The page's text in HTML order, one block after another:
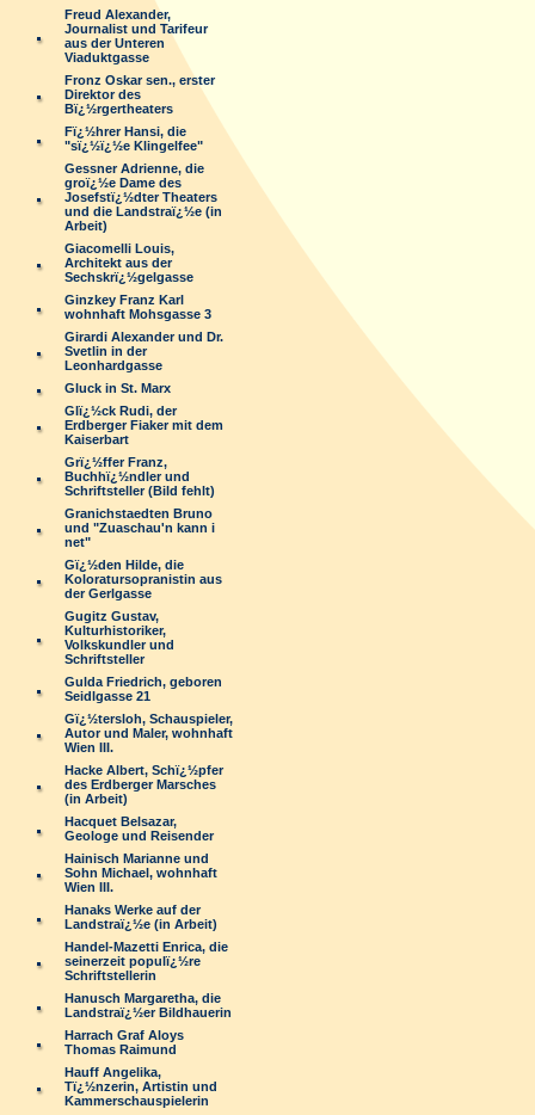
Freud Alexander,
Journalist und Tarifeur
aus der Unteren
Viaduktgasse
Fronz Oskar sen., erster
Direktor des
Bï¿½rgertheaters
Fï¿½hrer Hansi, die
"sï¿½ï¿½e Klingelfee"
Gessner Adrienne, die
groï¿½e Dame des
Josefstï¿½dter Theaters
und die Landstraï¿½e (in
Arbeit)
Giacomelli Louis,
Architekt aus der
Sechskrï¿½gelgasse
Ginzkey Franz Karl
wohnhaft Mohsgasse 3
Girardi Alexander und Dr.
Svetlin in der
Leonhardgasse
Gluck in St. Marx
Glï¿½ck Rudi, der
Erdberger Fiaker mit dem
Kaiserbart
Grï¿½ffer Franz,
Buchhï¿½ndler und
Schriftsteller (Bild fehlt)
Granichstaedten Bruno
und "Zuaschau'n kann i
net"
Gï¿½den Hilde, die
Koloratursopranistin aus
der Gerlgasse
Gugitz Gustav,
Kulturhistoriker,
Volkskundler und
Schriftsteller
Gulda Friedrich, geboren
Seidlgasse 21
Gï¿½tersloh, Schauspieler,
Autor und Maler, wohnhaft
Wien III.
Hacke Albert, Schï¿½pfer
des Erdberger Marsches
(in Arbeit)
Hacquet Belsazar,
Geologe und Reisender
Hainisch Marianne und
Sohn Michael, wohnhaft
Wien III.
Hanaks Werke auf der
Landstraï¿½e (in Arbeit)
Handel-Mazetti Enrica, die
seinerzeit populï¿½re
Schriftstellerin
Hanusch Margaretha, die
Landstraï¿½er Bildhauerin
Harrach Graf Aloys
Thomas Raimund
Hauff Angelika,
Tï¿½nzerin, Artistin und
Kammerschauspielerin